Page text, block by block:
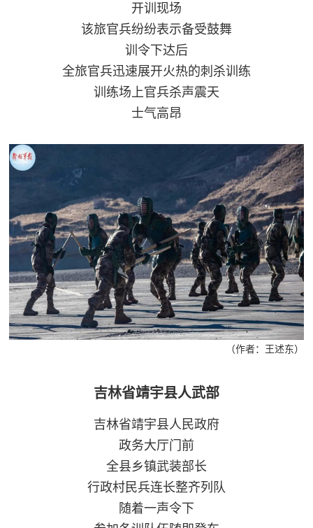
开训现场
该旅官兵纷纷表示备受鼓舞
训令下达后
全旅官兵迅速展开火热的刺杀训练
训练场上官兵杀声震天
士气高昂
（作者：王述东）
吉林省靖宇县人武部
吉林省靖宇县人民政府
政务大厅门前
全县乡镇武装部长
行政村民兵连长整齐列队
随着一声令下